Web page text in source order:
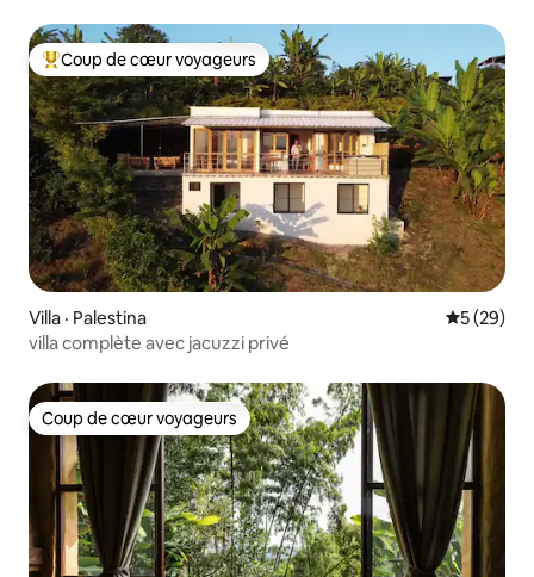
Coup de cœur voyageurs parmi les plus aimés
Coup de cœur voyageurs
Villa · Palestina Note
5 (29)
villa complète avec jacuzzi privé
Coup de cœur voyageurs
Coup de cœur voyageurs